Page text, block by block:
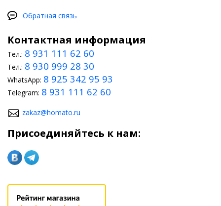
Обратная связь
Контактная информация
Тел.: 8 931 111 62 60
Тел.: 8 930 999 28 30
WhatsApp: 8 925 342 95 93
Telegram: 8 931 111 62 60
zakaz@homato.ru
Присоединяйтесь к нам: